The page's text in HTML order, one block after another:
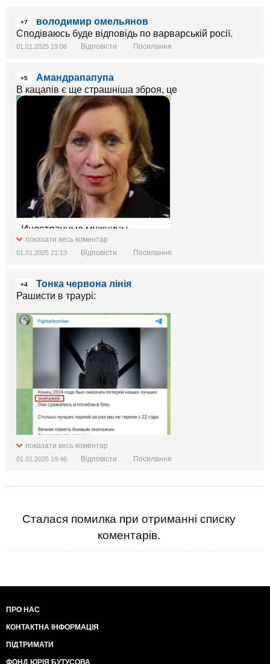
+7
володимир омельянов
Сподіваюсь буде відповідь по варварській росії.
01.01.2025 19:08 Відповісти Посилання
+5
Амандрапапупа
В кацапів є ще страшніша зброя, це
показати весь коментар
01.01.2025 21:13 Відповісти Посилання
+4
Тонка червона лінія
Рашисти в траурі:
показати весь коментар
01.01.2025 19:46 Відповісти Посилання
Сталася помилка при отриманні списку
коментарів.
ПРО НАС
КОНТАКТНА ІНФОРМАЦІЯ
ПІДТРИМАТИ
ФОНД ЮРІЯ БУТУСОВА